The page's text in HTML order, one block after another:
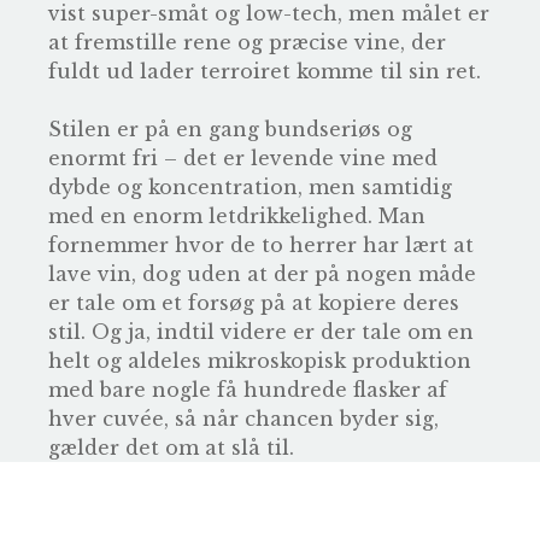
vist super-småt og low-tech, men målet er
at fremstille rene og præcise vine, der
fuldt ud lader terroiret komme til sin ret.
Stilen er på en gang bundseriøs og
enormt fri – det er levende vine med
dybde og koncentration, men samtidig
med en enorm letdrikkelighed. Man
fornemmer hvor de to herrer har lært at
lave vin, dog uden at der på nogen måde
er tale om et forsøg på at kopiere deres
stil. Og ja, indtil videre er der tale om en
helt og aldeles mikroskopisk produktion
med bare nogle få hundrede flasker af
hver cuvée, så når chancen byder sig,
gælder det om at slå til.